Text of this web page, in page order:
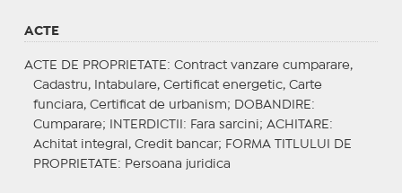
ACTE
ACTE DE PROPRIETATE : Contract vanzare cumparare,
Cadastru, Intabulare, Certificat energetic, Carte
funciara, Certificat de urbanism;
DOBANDIRE :
Cumparare;
INTERDICTII : Fara sarcini; ACHITARE :
Achitat integral, Credit bancar; FORMA TITLULUI DE
PROPRIETATE : Persoana juridica